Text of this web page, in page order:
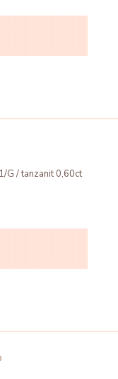
G / tanzanit 0,60ct